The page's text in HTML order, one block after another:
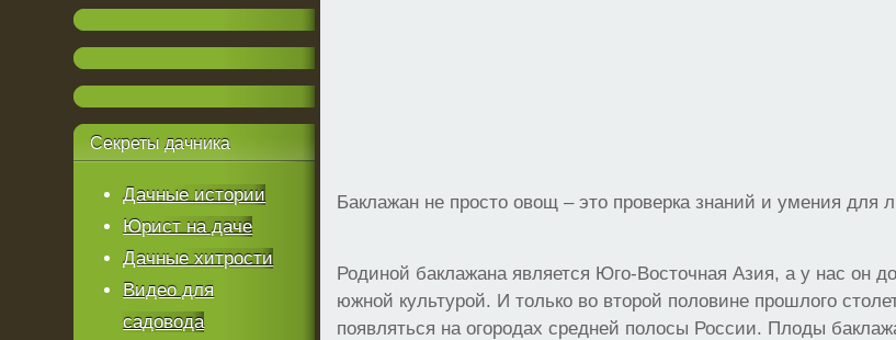
Баклажан не просто овощ – это проверка знаний и умения для
Родиной баклажана является Юго-Восточная Азия, а у нас он
южной культурой. И только во второй половине прошлого
появляться на огородах средней полосы России. Плоды
Секреты дачника
Дачные истории
Юрист на даче
Дачные хитрости
Видео для
садовода